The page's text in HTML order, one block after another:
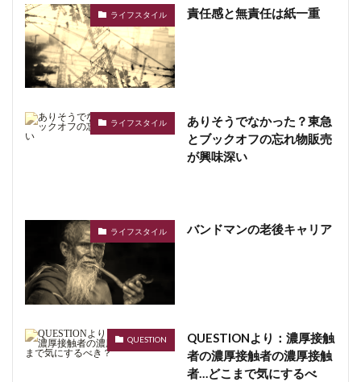
ライフスタイル 責任感と無責任は紙一重
ライフスタイル
ありそうでなかった？東急
とブックオフの忘れ物販売
が興味深い
ライフスタイル バンドマンの老後キャリア
QUESTION
QUESTIONより：濃厚接触
者の濃厚接触者の濃厚接触
者…どこまで気にするべ